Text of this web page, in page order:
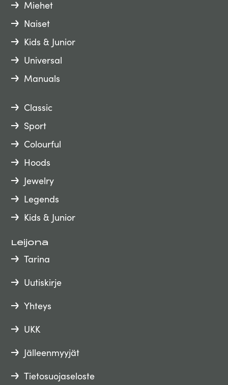
Miehet
Naiset
Kids & Junior
Universal
Manuals
Classic
Sport
Colourful
Hoods
Jewelry
Legends
Kids & Junior
Leijona
Tarina
Uutiskirje
Yhteys
UKK
Jälleenmyyjät
Tietosuojaseloste